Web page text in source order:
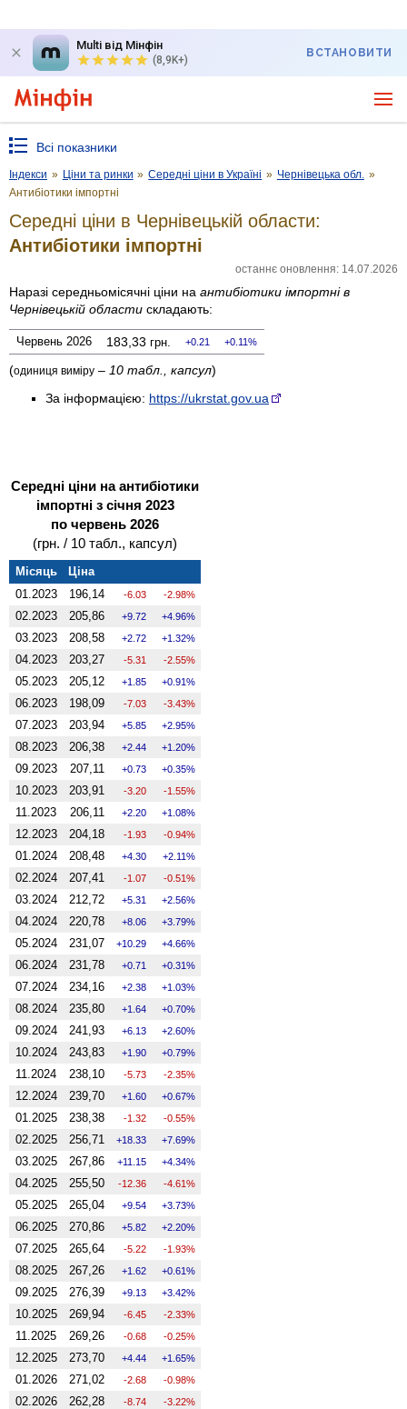
Multi від Мінфін
(8,9K+)
ВСТАНОВИТИ
Всі показники
Індекси » Ціни та ринки » Середні ціни в Україні » Чернівецька обл. »
Антибіотики імпортні
Середні ціни в Чернівецькій области:
Антибіотики імпортні
останнє оновлення: 14.07.2026
Наразі середньомісячні ціни на антибіотики імпортні в
Чернівецькій области складають:
Червень 2026 183,33 грн. 0.21 0.11%
(одиниця виміру – 10 табл., капсул)
За інформацією: https://ukrstat.gov.ua
Середні ціни на антибіотики
імпортні з січня 2023
по червень 2026
(грн. / 10 табл., капсул)
Місяць
Ціна
01.2023
196,14 -6.03 -2.98%
02.2023 205,86 9.72 4.96%
03.2023 208,58 2.72 1.32%
04.2023 203,27 -5.31 -2.55%
05.2023 205,12 1.85 0.91%
06.2023 198,09 -7.03 -3.43%
07.2023 203,94 5.85 2.95%
08.2023 206,38 2.44 1.20%
09.2023 207,11 0.73 0.35%
10.2023 203,91 -3.20 -1.55%
11.2023 206,11 2.20 1.08%
12.2023 204,18 -1.93 -0.94%
01.2024 208,48 4.30 2.11%
02.2024 207,41 -1.07 -0.51%
03.2024 212,72 5.31 2.56%
04.2024 220,78 8.06 3.79%
05.2024 231,07 10.29 4.66%
06.2024 231,78 0.71 0.31%
07.2024 234,16 2.38 1.03%
08.2024 235,80 1.64 0.70%
09.2024 241,93 6.13 2.60%
10.2024 243,83 1.90 0.79%
11.2024 238,10 -5.73 -2.35%
12.2024 239,70 1.60 0.67%
01.2025 238,38 -1.32 -0.55%
02.2025 256,71 18.33 7.69%
03.2025 267,86 11.15 4.34%
04.2025 255,50 -12.36 -4.61%
05.2025 265,04 9.54 3.73%
06.2025 270,86 5.82 2.20%
07.2025 265,64 -5.22 -1.93%
08.2025 267,26 1.62 0.61%
09.2025 276,39 9.13 3.42%
10.2025 269,94 -6.45 -2.33%
11.2025 269,26 -0.68 -0.25%
12.2025 273,70 4.44 1.65%
01.2026 271,02 -2.68 -0.98%
02.2026 262,28 -8.74 -3.22%